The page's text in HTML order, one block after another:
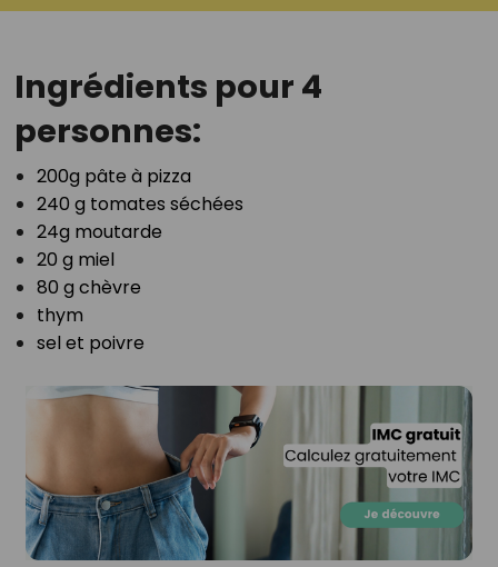
Ingrédients pour 4
personnes:⁣
200g pâte à pizza⁣
240 g tomates séchées⁣
24g moutarde⁣
20 g miel⁣
80 g chèvre⁣
thym⁣
sel et poivre⁣